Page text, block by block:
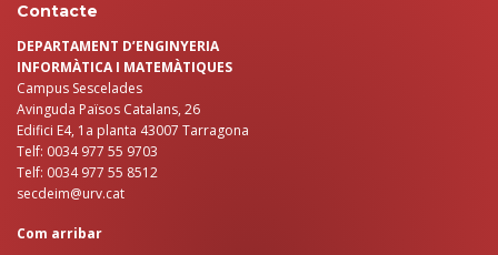
Contacte
DEPARTAMENT D’ENGINYERIA
INFORMÀTICA I MATEMÀTIQUES
Campus Sescelades
Avinguda Països Catalans, 26
Edifici E4, 1a planta 43007 Tarragona
Telf: 0034 977 55 9703
Telf: 0034 977 55 8512
secdeim@urv.cat
Com arribar